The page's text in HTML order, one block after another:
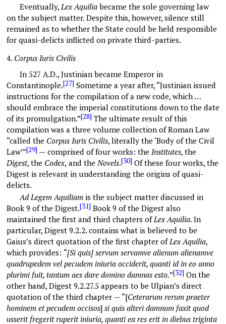
Eventually, Lex Aquiliabecame the sole governing law
on the subject matter. Despite this, however, silence still
remained as to whether the State could be held responsible
for quasi-delicts inflicted on private third-parties.
4. Corpus Iuris Civilis
In 527 A.D., Justinian became Emperor in
Constantinople.[27] Sometime a year after, “Justinian issued
instructions for the compilation of a new code, which …
should embrace the imperial constitutions down to the date
of its promulgation.”[28] The ultimate result of this
compilation was a three volume collection of Roman Law
“called the Corpus Iuris Civilis, literally the ‘Body of the Civil
Law’”[29] — comprised of four works: the Institutes, the
Digest, the Codex, and theNovels.[30] Of these four works, the
Digest is relevant in understanding the origins of quasi-
delicts.
Ad Legem Aquiliamis the subject matter discussed in
Book 9 of the Digest.[31] Book 9 of the Digest also
maintained the first and third chapters ofLex Aquilia. In
particular, Digest 9.2.2. contains what is believed to be
Gaius’s direct quotation of the first chapter ofLex Aquilia,
which provides: “[Si quis] servum servamve alienum alienamve
quadrupedem vel pecudem iniuria occiderit, quanti id in eo anno
plurimi fuit, tantum aes dare domino damnas esto.”[32] On the
other hand, Digest 9.2.27.5 appears to be Ulpian’s direct
quotation of the third chapter — “[Ceterarum rerum praeter
hominem et pecudem occisos]si quis alteri damnum faxit quod
usserit fregerit ruperit iniuria, quanti ea res erit in diebus triginta